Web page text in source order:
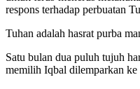
respons terhadap perbuatan
Tuhan adalah hasrat purba
Satu bulan dua puluh tujuh
memilih Iqbal dilemparkan ke